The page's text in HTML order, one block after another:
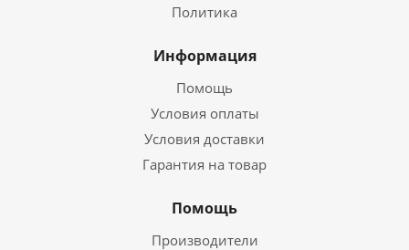
Политика
Информация
Помощь
Условия оплаты
Условия доставки
Гарантия на товар
Помощь
Производители